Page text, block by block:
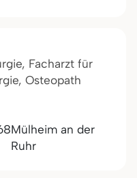
Facharzt für
Osteopath
Mülheim an der
Ruhr